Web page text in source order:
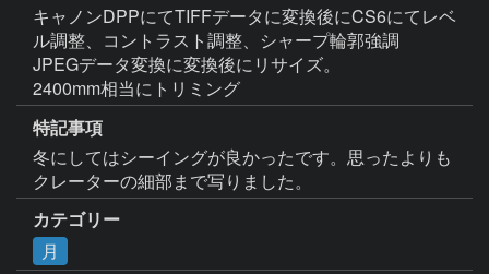
キャノンDPPにてTIFFデータに変換後にCS6にてレベ
ル調整、コントラスト調整、シャープ輪郭強調
JPEGデータ変換に変換後にリサイズ。
2400mm相当にトリミング
特記事項
冬にしてはシーイングが良かったです。思ったよりも
クレーターの細部まで写りました。
カテゴリー
月